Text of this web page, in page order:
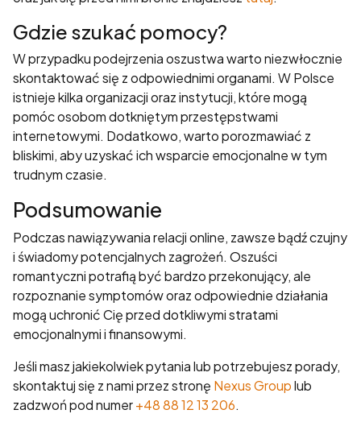
Gdzie szukać pomocy?
W przypadku podejrzenia oszustwa warto niezwłocznie
skontaktować się z odpowiednimi organami. W Polsce
istnieje kilka organizacji oraz instytucji, które mogą
pomóc osobom dotkniętym przestępstwami
internetowymi. Dodatkowo, warto porozmawiać z
bliskimi, aby uzyskać ich wsparcie emocjonalne w tym
trudnym czasie.
Podsumowanie
Podczas nawiązywania relacji online, zawsze bądź czujny
i świadomy potencjalnych zagrożeń. Oszuści
romantyczni potrafią być bardzo przekonujący, ale
rozpoznanie symptomów oraz odpowiednie działania
mogą uchronić Cię przed dotkliwymi stratami
emocjonalnymi i finansowymi.
Jeśli masz jakiekolwiek pytania lub potrzebujesz porady,
skontaktuj się z nami przez stronę Nexus Grouplub
zadzwoń pod numer+48 88 12 13 206.